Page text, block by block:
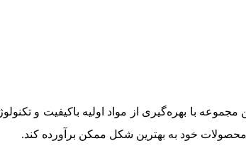
با بهره‌گیری از مواد اولیه باکیفیت و
محصولات خود به بهترین شکل ممکن برآورده کند.